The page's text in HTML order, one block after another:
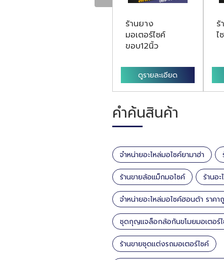
ร้านยาง
มอเตอร์ไซค์
ขอบ12นิ้ว
ดูรายละเอียด
ร้
ไ
คำค้นสินค้า
จำหน่ายอะไหล่มอไซค์ยามาฮ่า
ร้านขายล้อแม็กมอไซค์ ร้านอ
จำหน่ายอะไหล่มอไซค์ฮอนด้า ราคา
ชุดกุญแจล็อกล้อกันขโมยมอเตอร์
ร้านขายชุดแต่งรถมอเตอร์ไซค์